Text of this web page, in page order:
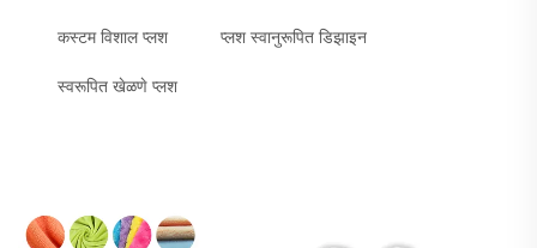
कस्टम विशाल प्लश प्लश स्वानुरूपित डिझाइन
स्वरूपित खेळणे प्लश